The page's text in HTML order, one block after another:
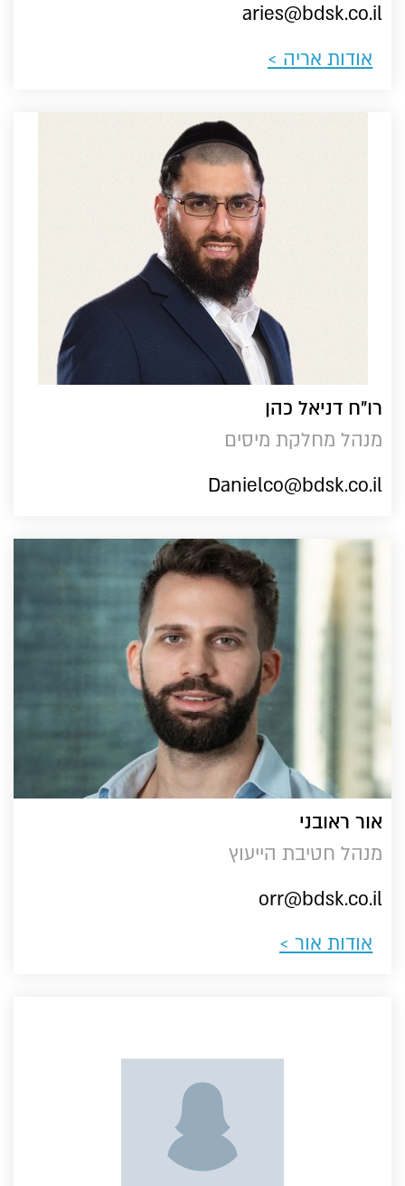
aries@bdsk.co.il
אודות אריה >
רו"ח דניאל כהן
מנהל מחלקת מיסים
Danielco@bdsk.co.il
אור ראובני
מנהל חטיבת הייעוץ
orr@bdsk.co.il
אודות אור ​>